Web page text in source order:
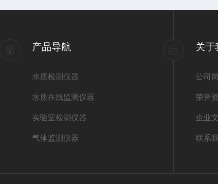
产品导航
水质检测仪器
水质在线监测仪器
实验室检测仪器
气体监测仪器
关于
公司
荣誉
企业
联系